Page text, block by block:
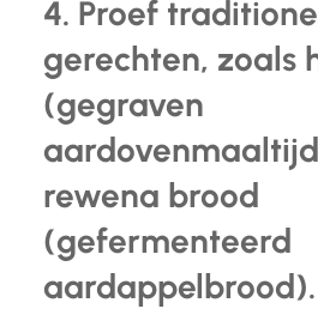
4. Proef
gerechten, zoals
(gegraven
rewena brood
(gefermenteerd
aardappelbrood).